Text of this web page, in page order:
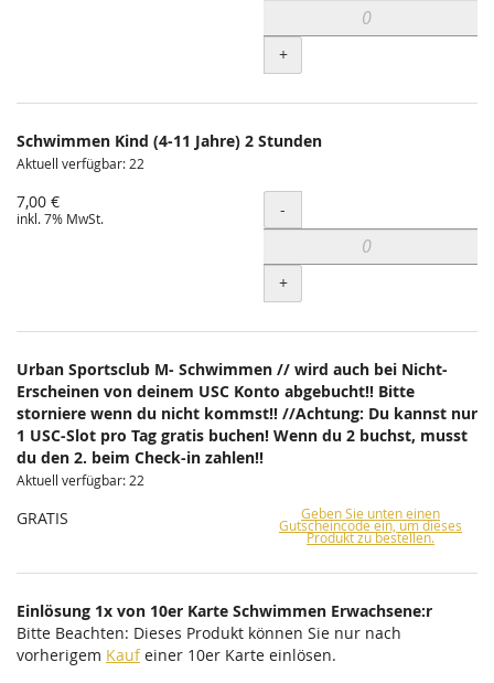
+
Schwimmen Kind (4-11 Jahre) 2 Stunden
Aktuell verfügbar: 22
7,00 €
inkl. 7% MwSt. Menge
-
+
Urban Sportsclub M- Schwimmen // wird auch bei Nicht-
Erscheinen von deinem USC Konto abgebucht!! Bitte
storniere wenn du nicht kommst!! //Achtung: Du kannst nur
1 USC-Slot pro Tag gratis buchen! Wenn du 2 buchst, musst
du den 2. beim Check-in zahlen!!
Aktuell verfügbar: 22
GRATIS Geben Sie unten einen
Gutscheincode ein, um dieses
Produkt zu bestellen.
Einlösung 1x von 10er Karte Schwimmen Erwachsene:r
Bitte Beachten: Dieses Produkt können Sie nur nach
vorherigem Kaufeiner 10er Karte einlösen.